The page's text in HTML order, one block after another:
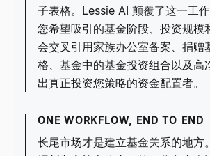
子表格。Lessie AI 颠覆了这一工
您希望吸引的基金阶段、投资规模
会交叉引用家族办公室备案、捐赠
格、基金中的基金投资组合以及高
出真正投资您策略的资金配置者。
ONE WORKFLOW, END TO END
长尾市场才是建立基金关系的地方